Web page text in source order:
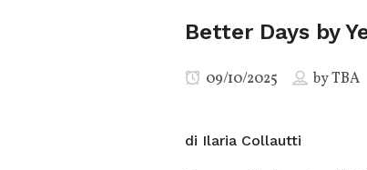
Better Days by
09/10/2025 byTBA
di Ilaria Collautti